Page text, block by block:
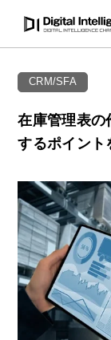
CRM/SFA
在庫管理表の
するポイント